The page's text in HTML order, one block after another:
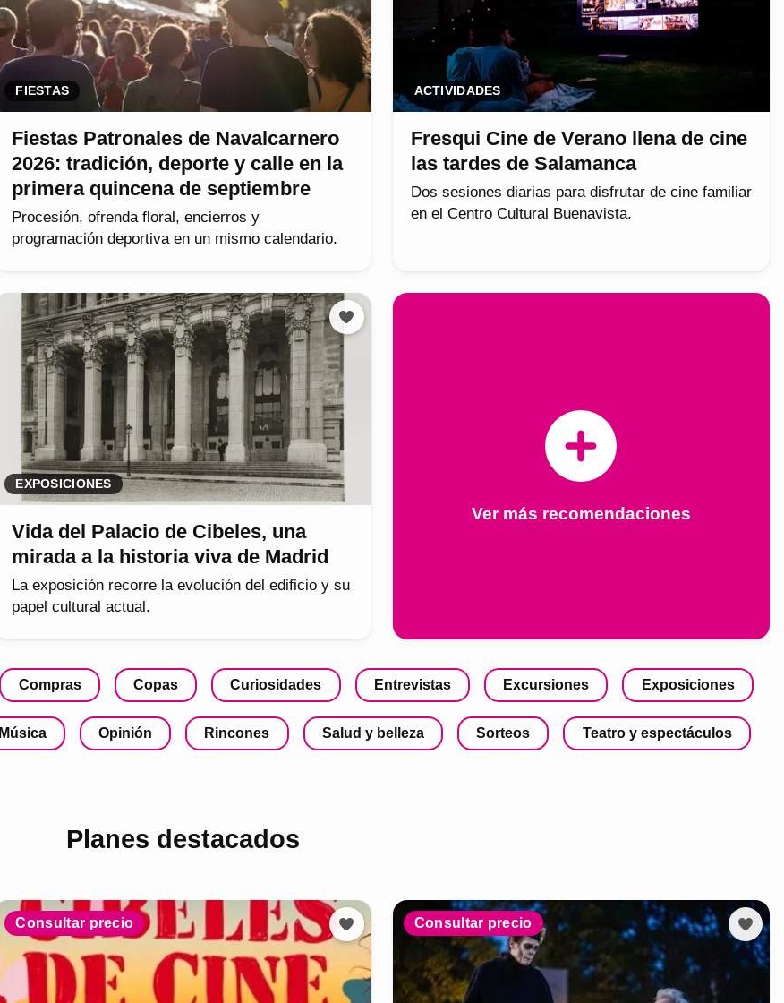
FIESTAS
Fiestas Patronales de Navalcarnero
2026: tradición, deporte y calle en la
primera quincena de septiembre
Procesión, ofrenda floral, encierros y
programación deportiva en un mismo calendario.
ACTIVIDADES
Fresqui Cine de Verano llena de cine
las tardes de Salamanca
Dos sesiones diarias para disfrutar de cine familiar
en el Centro Cultural Buenavista.
EXPOSICIONES
Vida del Palacio de Cibeles, una
mirada a la historia viva de Madrid
La exposición recorre la evolución del edificio y su
papel cultural actual.
Ver más recomendaciones
Compras Copas Curiosidades Entrevistas Excursiones Exposiciones
Música Opinión Rincones Salud y belleza Sorteos Teatro y espectáculos
Planes destacados
Consultar precio Consultar precio